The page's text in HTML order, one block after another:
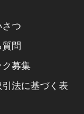
つ
問
ク募集
法に基づく表